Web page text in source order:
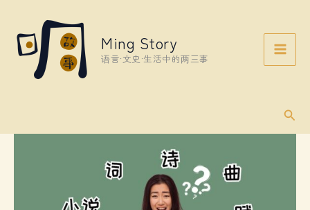
content
Ming Story
语言·文史·生活中的两三事